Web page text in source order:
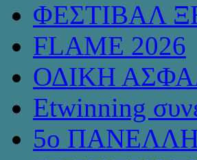
ΦΕΣΤΙΒΑΛ
FLAME 2026
ΟΔΙΚΗ
Etwinning
5ο